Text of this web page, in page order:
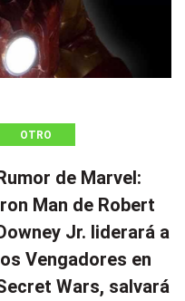
OTRO
de Marvel:
Man de Robert
Jr. liderará a
Vengadores en
Wars, salvará